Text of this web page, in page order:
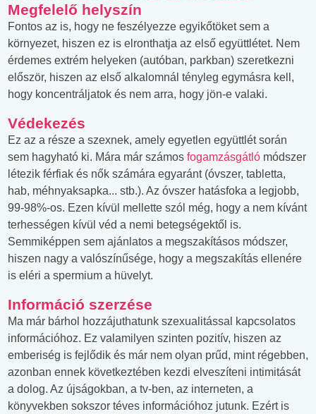
Megfelelő helyszín
Fontos az is, hogy ne feszélyezze egyikőtöket sem a
környezet, hiszen ez is elronthatja az első együttlétet. Nem
érdemes extrém helyeken (autóban, parkban) szeretkezni
először, hiszen az első alkalomnál tényleg egymásra kell,
hogy koncentráljatok és nem arra, hogy jön-e valaki.
Védekezés
Ez az a része a szexnek, amely egyetlen együttlét során
sem hagyható ki. Mára már számos fogamzásgátló módszer
létezik férfiak és nők számára egyaránt (óvszer, tabletta,
hab, méhnyaksapka... stb.). Az óvszer hatásfoka a legjobb,
99-98%-os. Ezen kívül mellette szól még, hogy a nem kívánt
terhességen kívül véd a nemi betegségektől is.
Semmiképpen sem ajánlatos a megszakításos módszer,
hiszen nagy a valószínűsége, hogy a megszakítás ellenére
is eléri a spermium a hüvelyt.
Információ szerzése
Ma már bárhol hozzájuthatunk szexualitással kapcsolatos
információhoz. Ez valamilyen szinten pozitív, hiszen az
emberiség is fejlődik és már nem olyan prűd, mint régebben,
azonban ennek következtében kezdi elveszíteni intimitását
a dolog. Az újságokban, a tv-ben, az interneten, a
könyvekben sokszor téves információhoz jutunk. Ezért is